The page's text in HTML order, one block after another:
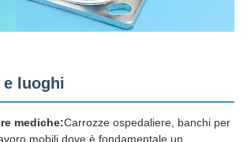
luoghi
mediche:Carrozze ospedaliere, banchi per
mobili dove è fondamentale un